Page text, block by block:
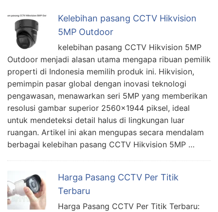
Kelebihan pasang CCTV Hikvision
5MP Outdoor
kelebihan pasang CCTV Hikvision 5MP
Outdoor menjadi alasan utama mengapa ribuan pemilik
properti di Indonesia memilih produk ini. Hikvision,
pemimpin pasar global dengan inovasi teknologi
pengawasan, menawarkan seri 5MP yang memberikan
resolusi gambar superior 2560×1944 piksel, ideal
untuk mendeteksi detail halus di lingkungan luar
ruangan. Artikel ini akan mengupas secara mendalam
berbagai kelebihan pasang CCTV Hikvision 5MP …
Harga Pasang CCTV Per Titik
Terbaru
Harga Pasang CCTV Per Titik Terbaru: